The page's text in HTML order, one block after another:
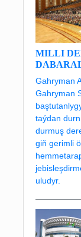
MILLI
Gahryman
Gahryman
taýdan
durmuş
giň gerimli
uludyr.